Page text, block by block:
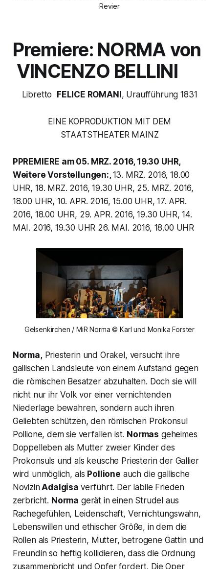
Revier
Premiere: NORMA von
VINCENZO BELLINI
Libretto FELICE ROMANI, Uraufführung 1831
EINE KOPRODUKTION MIT DEM
STAATSTHEATER MAINZ
PPREMIERE am 05. MRZ. 2016, 19.30 UHR,
Weitere Vorstellungen:,13. MRZ. 2016, 18.00
UHR, 18. MRZ. 2016, 19.30 UHR, 25. MRZ. 2016,
18.00 UHR, 10. APR. 2016, 15.00 UHR, 17. APR.
2016, 18.00 UHR, 29. APR. 2016, 19.30 UHR, 14.
MAI. 2016, 19.30 UHR 26. MAI. 2016, 18.00 UHR
Gelsenkirchen / MiR Norma © Karl und Monika Forster
Norma,Priesterin und Orakel, versucht ihre
gallischen Landsleute von einem Aufstand gegen
die römischen Besatzer abzuhalten. Doch sie will
nicht nur ihr Volk vor einer vernichtenden
Niederlage bewahren, sondern auch ihren
Geliebten schützen, den römischen Prokonsul
Pollione, dem sie verfallen ist. Normas geheimes
Doppelleben als Mutter zweier Kinder des
Prokonsuls und als keusche Priesterin der Gallier
wird unmöglich, als Pollione auch die gallische
NovizinAdalgisa verführt. Der labile Frieden
zerbricht. Norma gerät in einen Strudel aus
Rachegefühlen, Leidenschaft, Vernichtungswahn,
Lebenswillen und ethischer Größe, in dem die
Rollen als Priesterin, Mutter, betrogene Gattin und
Freundin so heftig kollidieren, dass die Ordnung
zusammenbricht und Opfer fordert. Die Oper